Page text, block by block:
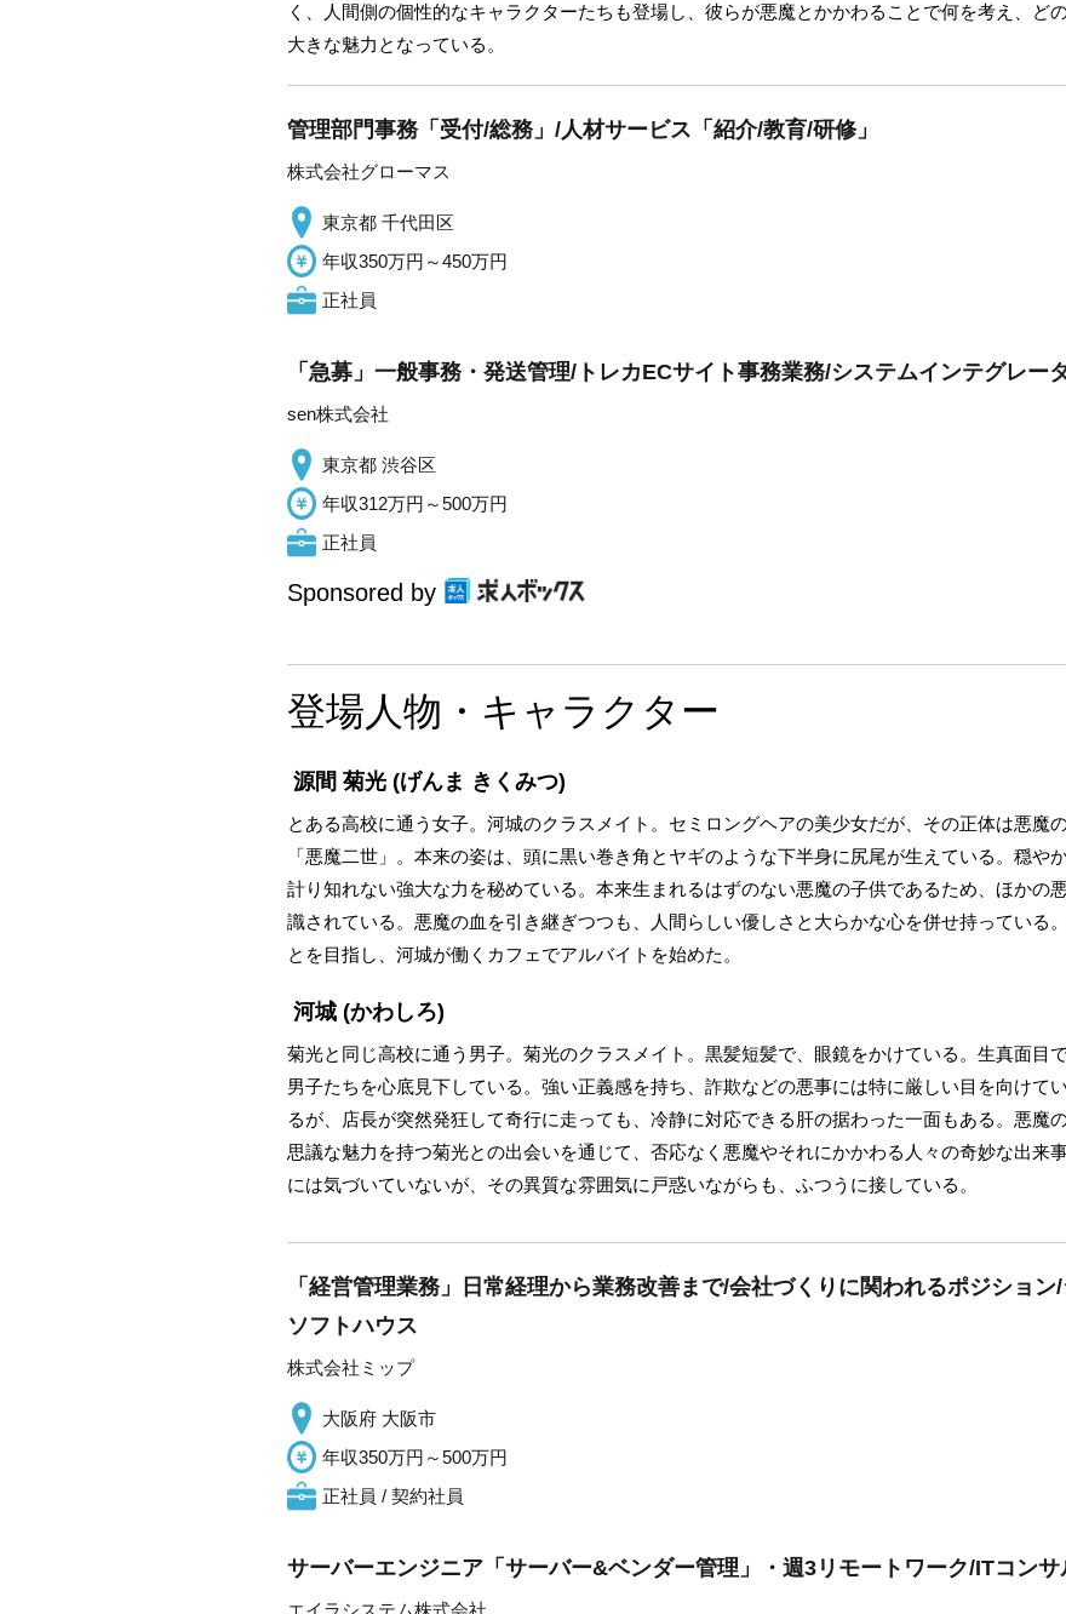
く、人間側の個性的なキャラクターたちも登場し、彼らが悪魔とかかわることで何を考え、ど
大きな魅力となっている。
管理部門事務「受付/総務」/人材サービス「紹介/教育/研修」
株式会社グローマス
東京都 千代田区
年収350万円～450万円
正社員
「急募」一般事務・発送管理/トレカECサイト事務業務/システムインテグレー
sen株式会社
東京都 渋谷区
年収312万円～500万円
正社員
Sponsored by
登場人物・キャラクター
源間 菊光 (げんま きくみつ)
とある高校に通う女子。河城のクラスメイト。セミロングヘアの美少女だが、その正体は悪魔
「悪魔二世」。本来の姿は、頭に黒い巻き角とヤギのような下半身に尻尾が生えている。穏や
計り知れない強大な力を秘めている。本来生まれるはずのない悪魔の子供であるため、ほかの
識されている。悪魔の血を引き継ぎつつも、人間らしい優しさと大らかな心を併せ持っている
とを目指し、河城が働くカフェでアルバイトを始めた。
河城 (かわしろ)
菊光と同じ高校に通う男子。菊光のクラスメイト。黒髪短髪で、眼鏡をかけている。生真面目
男子たちを心底見下している。強い正義感を持ち、詐欺などの悪事には特に厳しい目を向けて
るが、店長が突然発狂して奇行に走っても、冷静に対応できる肝の据わった一面もある。悪魔
思議な魅力を持つ菊光との出会いを通じて、否応なく悪魔やそれにかかわる人々の奇妙な出来
には気づいていないが、その異質な雰囲気に戸惑いながらも、ふつうに接している。
「経営管理業務」日常経理から業務改善まで/会社づくりに関われるポジション
ソフトハウス
株式会社ミップ
大阪府 大阪市
年収350万円～500万円
正社員 / 契約社員
サーバーエンジニア「サーバー&ベンダー管理」・週3リモートワーク/ITコン
エイラシステム株式会社